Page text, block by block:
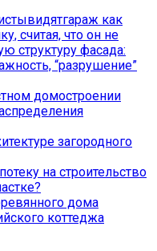
как
считая, что он не
структуру фасада:
“разрушение”
домостроении
загородного
на строительство
дома
коттеджа